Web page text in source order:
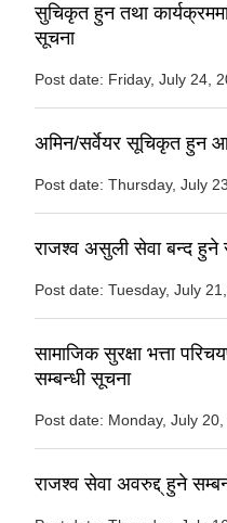
सुचिकृत हुन तथा
सूचना
Post date: Friday, July 24,
अमिन/सर्वेयर सूचिकृत हुन
Post date: Thursday, July
राजश्व असुली सेवा बन्द हुने
Post date: Tuesday, July
सामाजिक सुरक्षा भत्ता
सम्बन्धी सूचना
Post date: Monday, July
राजश्व सेवा अवरुद्द् हुने